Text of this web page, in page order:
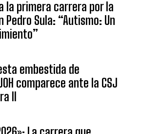
la primera carrera por la
Pedro Sula: “Autismo: Un
embestida de
comparece ante la CSJ
II